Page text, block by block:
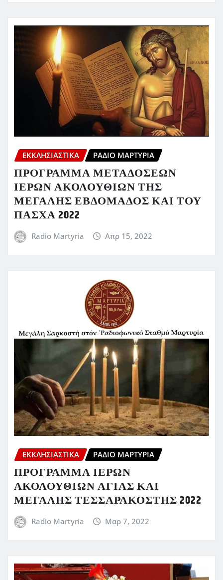
ΕΚΚΛΗΣΙΑΣΤΙΚΆ ΡΆΔΙΟ ΜΑΡΤΥΡΊΑ
ΠΡΟΓΡΑΜΜΑ ΜΕΤΑΔΟΣΕΩΝ
ΙΕΡΩΝ ΑΚΟΛΟΥΘΙΩΝ ΤΗΣ
ΜΕΓΑΛΗΣ ΕΒΔΟΜΑΔΟΣ ΚΑΙ ΤΟΥ
ΠΑΣΧΑ 2022
Radio Martyria Απρ 15, 2022
ΕΚΚΛΗΣΙΑΣΤΙΚΆ ΡΆΔΙΟ ΜΑΡΤΥΡΊΑ
ΠΡΟΓΡΑΜΜΑ ΙΕΡΩΝ
ΑΚΟΛΟΥΘΙΩΝ ΑΓΙΑΣ ΚΑΙ
ΜΕΓΑΛΗΣ ΤΕΣΣΑΡΑΚΟΣΤΗΣ 2022
Radio Martyria Μαρ 7, 2022